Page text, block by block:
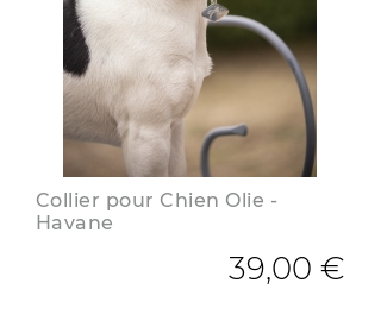
Collier pour Chien Olie -
Havane
39,00 €